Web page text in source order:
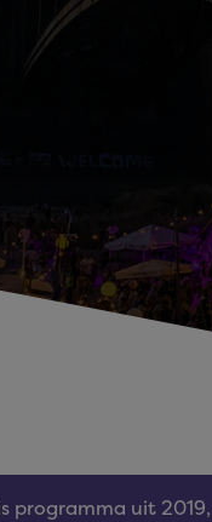
programma uit 2019,